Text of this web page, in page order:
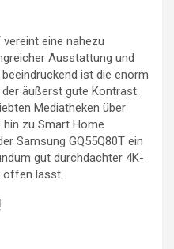
vereint eine nahezu
Ausstattung und
ist die enorm
äußerst gute Kontrast.
Mediatheken über
zu Smart Home
Samsung GQ55Q80T ein
gut durchdachter 4K-
offen lässt.